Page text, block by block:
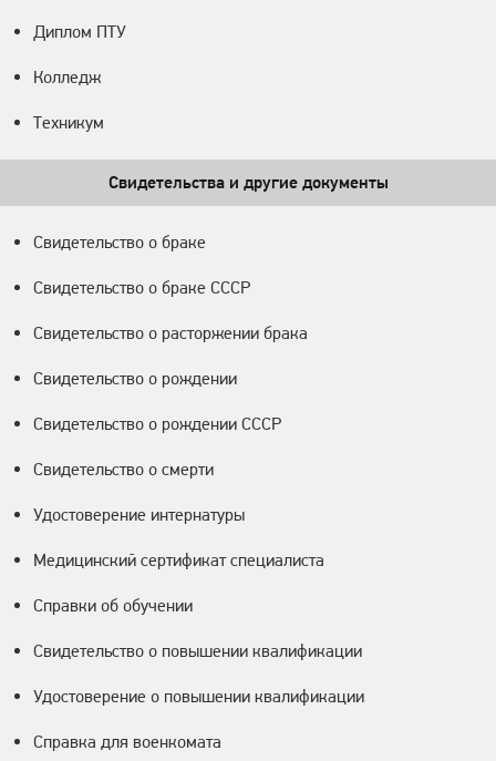
Диплом ПТУ
Колледж
Техникум
Свидетельства и другие документы
Свидетельство о браке
Свидетельство о браке СССР
Свидетельство о расторжении брака
Свидетельство о рождении
Свидетельство о рождении СССР
Свидетельство о смерти
Удостоверение интернатуры
Медицинский сертификат специалиста
Справки об обучении
Свидетельство о повышении квалификации
Удостоверение о повышении квалификации
Справка для военкомата